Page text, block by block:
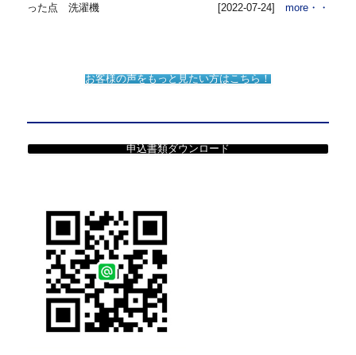
った点 洗濯機
[2022-07-24] more・・
お客様の声をもっと見たい方はこちら！
申込書類ダウンロード